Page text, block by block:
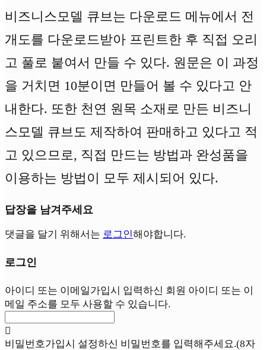
비즈니스모델 큐브는 다운로드 메뉴에서 전
개도를 다운로드받아 프린트한 후 직접 오리
고 풀로 붙여서 만들 수 있다. 원문은 이 과정
을 거치면 10분이면 만들어 볼 수 있다고 안
내한다. 또한 천연 원목 소재로 만든 비즈니
스모델 큐브도 제작하여 판매하고 있다고 적
고 있으므로, 직접 만드는 방법과 완성품을
이용하는 방법이 모두 제시되어 있다.
답장을 남겨주세요
댓글을 달기 위해서는 로그인해야합니다.
로그인
아이디 또는 이메일가입시 입력하신 회원 아이디 또는 이
메일 주소를 모두 사용할 수 있습니다.
비밀번호가입시 설정하신 비밀번호를 입력해주세요.(8자